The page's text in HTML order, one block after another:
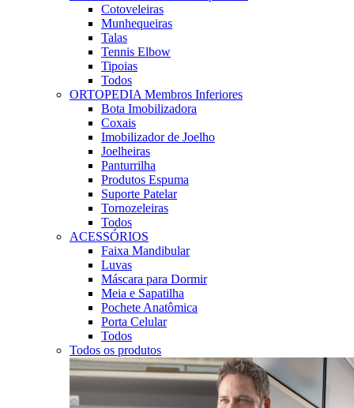
Cotoveleiras
Munhequeiras
Talas
Tennis Elbow
Tipoias
Todos
ORTOPEDIA Membros Inferiores
Bota Imobilizadora
Coxais
Imobilizador de Joelho
Joelheiras
Panturrilha
Produtos Espuma
Suporte Patelar
Tornozeleiras
Todos
ACESSÓRIOS
Faixa Mandibular
Luvas
Máscara para Dormir
Meia e Sapatilha
Pochete Anatômica
Porta Celular
Todos
Todos os produtos